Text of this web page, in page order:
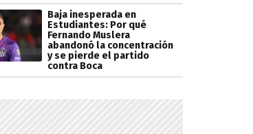
Baja inesperada en
Estudiantes: Por qué
Fernando Muslera
abandonó la concentración
y se pierde el partido
contra Boca